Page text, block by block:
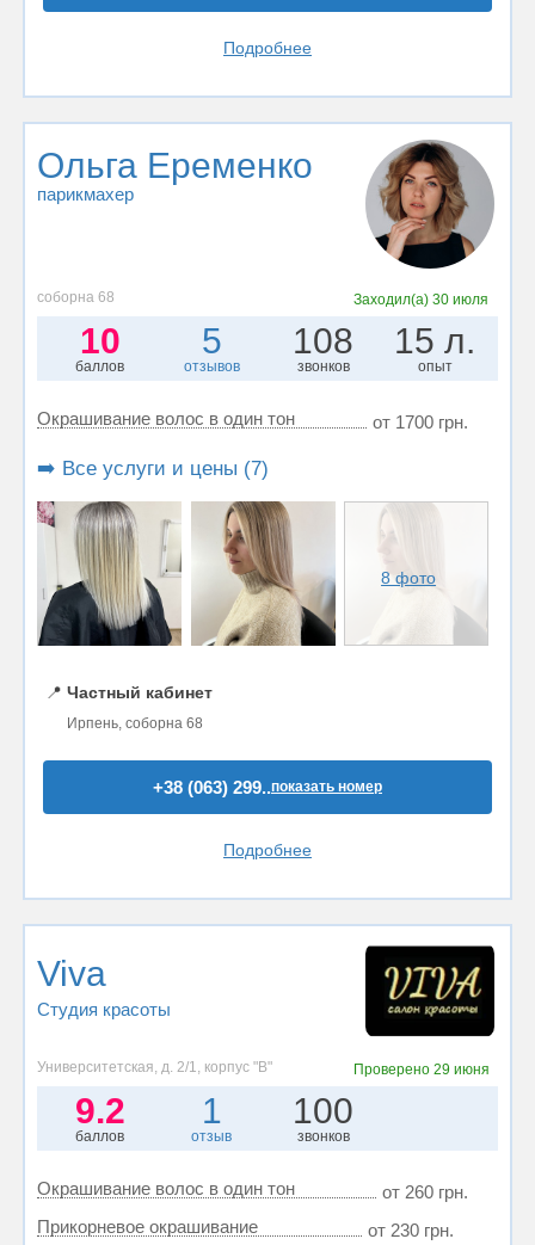
Подробнее
Ольга Еременко
парикмахер
соборна 68 Заходил(а)30 июля
10
баллов
5
отзывов
108
звонков
15 л.
опыт
Окрашивание волос в один тон от 1700 грн.
➡️ Все услуги и цены (7)
8 фото
📍 Частный кабинет
Ирпень, соборна 68
+38 (063) 299..показать номер
Подробнее
Viva
Студия красоты
Университетская, д. 2/1, корпус "В" Проверено 29 июня
9.2
баллов
1
отзыв
100
звонков
Окрашивание волос в один тон
от 260 грн.
Прикорневое окрашивание
от 230 грн.